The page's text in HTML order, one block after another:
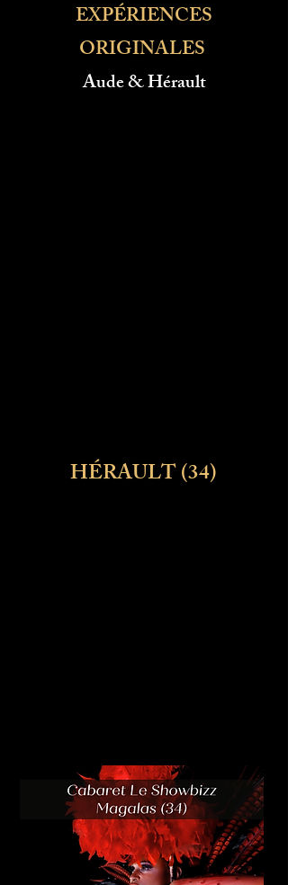
EXPÉRIENCES
ORIGINALES
Aude & Hérault
HÉRAULT (34)